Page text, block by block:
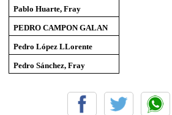
Pablo Huarte, Fray
PEDRO CAMPON GALAN
Pedro López LLorente
Pedro Sánchez, Fray